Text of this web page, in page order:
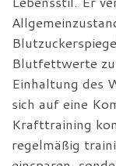
Blutfettwerte
Einhaltung des
sich auf eine
Krafttraining
regelmäßig